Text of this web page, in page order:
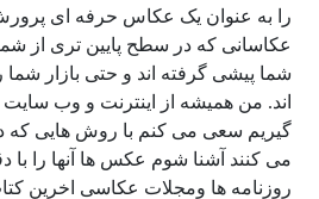
را به عنوان یک عکاس حرفه ای
عکاسانی که در سطح پایین تری از شما
شما پیشی گرفته اند و حتی بازار شما
اند. من همیشه از اینترنت و وب
گیریم سعی می کنم با روش هایی که
می کنند آشنا شوم عکس ها آنها را با
روزنامه ها ومجلات عکاسی اخرین